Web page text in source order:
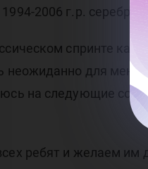
2006 г.р.
спринте
неожиданно для
на следующие
ребят и желаем им